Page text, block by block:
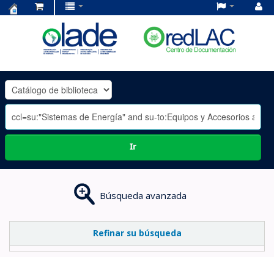
OLADE
-
Ir
Búsqueda avanzada
Refinar su búsqueda